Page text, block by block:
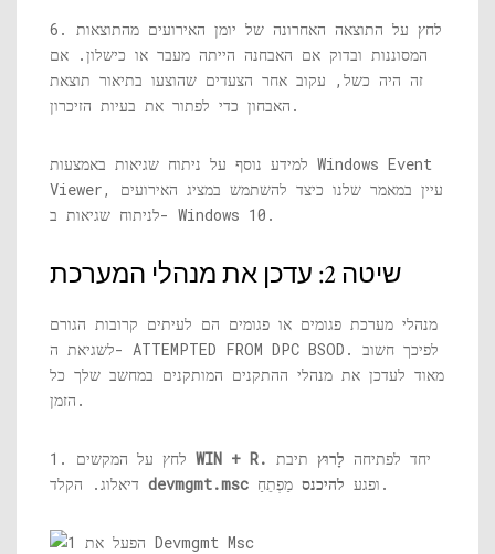
6. לחץ על התוצאה האחרונה של יומן האירועים מהתוצאות
המסוננות ובדוק אם האבחנה הייתה מעבר או כישלון. אם
זה היה כשל, עקוב אחר הצעדים שהוצעו בתיאור תוצאת
האבחון כדי לפתור את בעיות הזיכרון.
למידע נוסף על ניתוח שגיאות באמצעות Windows Event
Viewer, עיין במאמר שלנו כיצד להשתמש במציג האירועים
לניתוח שגיאות ב- Windows 10.
שיטה 2: עדכן את מנהלי המערכת
מנהלי מערכת פגומים או פגומים הם לעיתים קרובות הגורם
לשגיאת ה- ATTEMPTED FROM DPC BSOD. לפיכך חשוב
מאוד לעדכן את מנהלי ההתקנים המותקנים במחשב שלך כל
הזמן.
WIN + R. יחד לפתיחה לָרוּץ תיבת
devmgmt.msc ופגע להיכנס מַפְתֵחַ.